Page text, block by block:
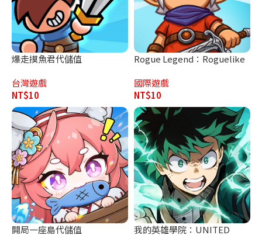
爆走摸魚君代儲值
台灣遊戲
NT$10
Rogue Legend：Roguelike
國際遊戲
NT$10
開局一座島代儲值
我的英雄學院：UNITED